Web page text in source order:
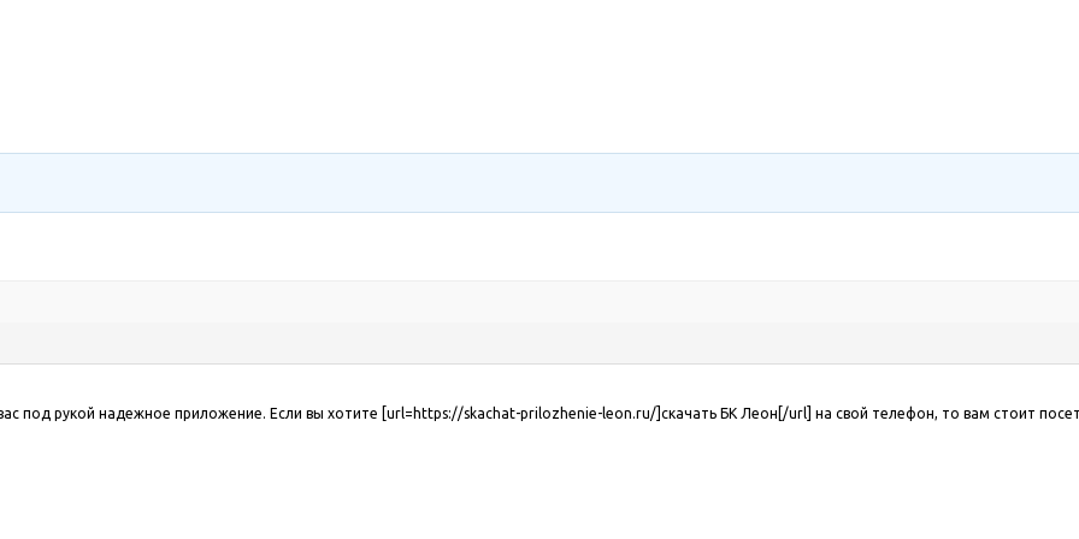
под рукой надежное приложение. Если вы хотите [url=https://skachat-prilozhenie-leon.ru/]скачать БК Леон[/url] на свой телефон, то вам стоит